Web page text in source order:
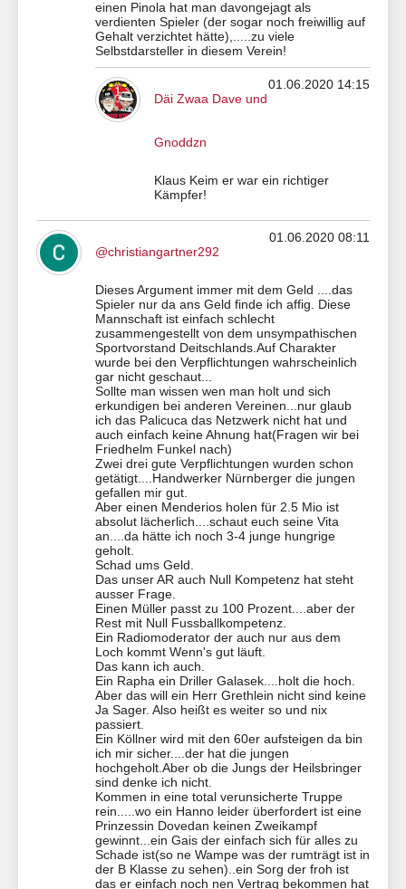
einen Pinola hat man davongejagt als
verdienten Spieler (der sogar noch freiwillig auf
Gehalt verzichtet hätte),.....zu viele
Selbstdarsteller in diesem Verein!
01.06.2020 14:15
Däi Zwaa Dave und
Gnoddzn
Klaus Keim er war ein richtiger
Kämpfer!
01.06.2020 08:11
@christiangartner292
Dieses Argument immer mit dem Geld ....das
Spieler nur da ans Geld finde ich affig. Diese
Mannschaft ist einfach schlecht
zusammengestellt von dem unsympathischen
Sportvorstand Deitschlands.Auf Charakter
wurde bei den Verpflichtungen wahrscheinlich
gar nicht geschaut...
Sollte man wissen wen man holt und sich
erkundigen bei anderen Vereinen...nur glaub
ich das Palicuca das Netzwerk nicht hat und
auch einfach keine Ahnung hat(Fragen wir bei
Friedhelm Funkel nach)
Zwei drei gute Verpflichtungen wurden schon
getätigt....Handwerker Nürnberger die jungen
gefallen mir gut.
Aber einen Menderios holen für 2.5 Mio ist
absolut lächerlich....schaut euch seine Vita
an....da hätte ich noch 3-4 junge hungrige
geholt.
Schad ums Geld.
Das unser AR auch Null Kompetenz hat steht
ausser Frage.
Einen Müller passt zu 100 Prozent....aber der
Rest mit Null Fussballkompetenz.
Ein Radiomoderator der auch nur aus dem
Loch kommt Wenn's gut läuft.
Das kann ich auch.
Ein Rapha ein Driller Galasek....holt die hoch.
Aber das will ein Herr Grethlein nicht sind keine
Ja Sager. Also heißt es weiter so und nix
passiert.
Ein Köllner wird mit den 60er aufsteigen da bin
ich mir sicher....der hat die jungen
hochgeholt.Aber ob die Jungs der Heilsbringer
sind denke ich nicht.
Kommen in eine total verunsicherte Truppe
rein.....wo ein Hanno leider überfordert ist eine
Prinzessin Dovedan keinen Zweikampf
gewinnt...ein Gais der einfach sich für alles zu
Schade ist(so ne Wampe was der rumträgt ist in
der B Klasse zu sehen)..ein Sorg der froh ist
das er einfach noch nen Vertrag bekommen hat